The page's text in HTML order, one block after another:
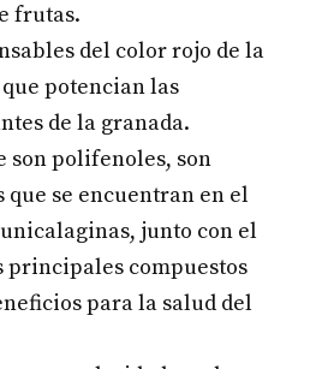
frutas.
del color rojo de la
potencian las
de la granada.
son polifenoles, son
se encuentran en el
junto con el
principales compuestos
para la salud del